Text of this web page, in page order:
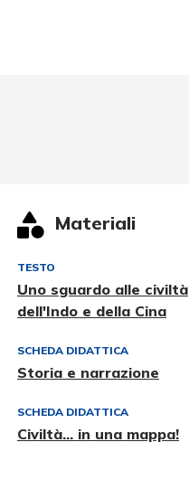
Materiali
TESTO
Uno sguardo alle civiltà
dell'Indo e della Cina
SCHEDA DIDATTICA
Storia e narrazione
SCHEDA DIDATTICA
Civiltà... in una mappa!